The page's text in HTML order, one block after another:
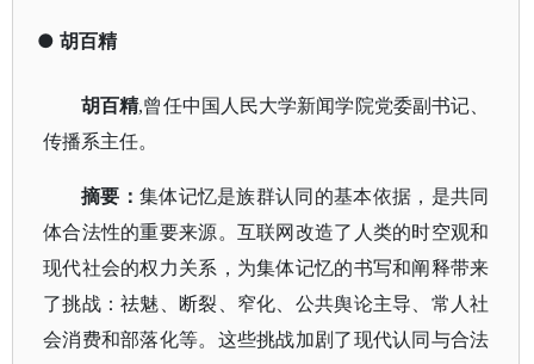
● 胡百精
胡百精,曾任中国人民大学新闻学院党委副书记、
传播系主任。
摘要 ： 集体记忆是族群认同的基本依据，是共同
体合法性的重要来源。互联网改造了人类的时空观和
现代社会的权力关系，为集体记忆的书写和阐释带来
了挑战：祛魅、断裂、窄化、公共舆论主导、常人社
会消费和部落化等。这些挑战加剧了现代认同与合法